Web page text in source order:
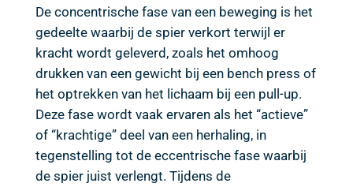
De concentrische fase van een beweging is het
gedeelte waarbij de spier verkort terwijl er
kracht wordt geleverd, zoals het omhoog
drukken van een gewicht bij een bench press of
het optrekken van het lichaam bij een pull-up.
Deze fase wordt vaak ervaren als het “actieve”
of “krachtige” deel van een herhaling, in
tegenstelling tot de eccentrische fase waarbij
de spier juist verlengt. Tijdens de